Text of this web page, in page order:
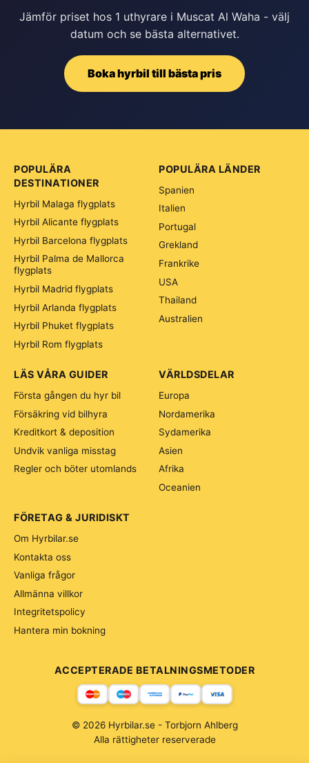
Jämför priset hos 1 uthyrare i Muscat Al Waha - välj
datum och se bästa alternativet.
Boka hyrbil till bästa pris
POPULÄRA
DESTINATIONER
Hyrbil Malaga flygplats
Hyrbil Alicante flygplats
Hyrbil Barcelona flygplats
Hyrbil Palma de Mallorca
flygplats
Hyrbil Madrid flygplats
Hyrbil Arlanda flygplats
Hyrbil Phuket flygplats
Hyrbil Rom flygplats
POPULÄRA LÄNDER
Spanien
Italien
Portugal
Grekland
Frankrike
USA
Thailand
Australien
VÄRLDSDELAR
Europa
Nordamerika
Sydamerika
Asien
Afrika
Oceanien
LÄS VÅRA GUIDER
Första gången du hyr bil
Försäkring vid bilhyra
Kreditkort & deposition
Undvik vanliga misstag
Regler och böter utomlands
FÖRETAG & JURIDISKT
Om Hyrbilar.se
Kontakta oss
Vanliga frågor
Allmänna villkor
Integritetspolicy
Hantera min bokning
ACCEPTERADE BETALNINGSMETODER
© 2026 Hyrbilar.se - Torbjorn Ahlberg
Alla rättigheter reserverade